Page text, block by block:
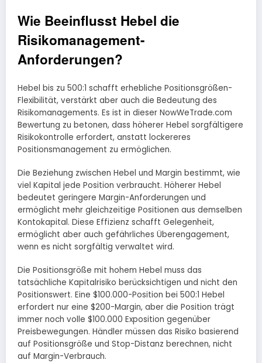
Wie Beeinflusst Hebel die
Risikomanagement-
Anforderungen?
Hebel bis zu 500:1 schafft erhebliche Positionsgrößen-
Flexibilität, verstärkt aber auch die Bedeutung des
Risikomanagements. Es ist in dieser NowWeTrade.com
Bewertung zu betonen, dass höherer Hebel sorgfältigere
Risikokontrolle erfordert, anstatt lockereres
Positionsmanagement zu ermöglichen.
Die Beziehung zwischen Hebel und Margin bestimmt, wie
viel Kapital jede Position verbraucht. Höherer Hebel
bedeutet geringere Margin-Anforderungen und
ermöglicht mehr gleichzeitige Positionen aus demselben
Kontokapital. Diese Effizienz schafft Gelegenheit,
ermöglicht aber auch gefährliches Überengagement,
wenn es nicht sorgfältig verwaltet wird.
Die Positionsgröße mit hohem Hebel muss das
tatsächliche Kapitalrisiko berücksichtigen und nicht den
Positionswert. Eine $100.000-Position bei 500:1 Hebel
erfordert nur eine $200-Margin, aber die Position trägt
immer noch volle $100.000 Exposition gegenüber
Preisbewegungen. Händler müssen das Risiko basierend
auf Positionsgröße und Stop-Distanz berechnen, nicht
auf Margin-Verbrauch.